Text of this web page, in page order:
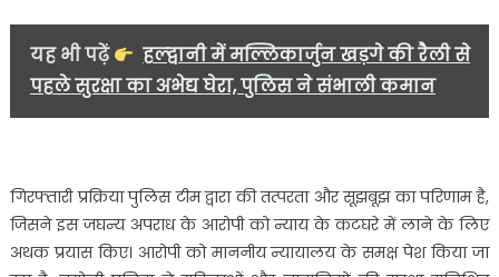
यह भी पढ़ें
हल्द्वानी में मल्लिकार्जुन खड़गे की रैली से
पहले सुरक्षा का अभेद्य घेरा, पुलिस ने संभाली कमान
गिरफ्तारी प्रक्रिया पुलिस टीम द्वारा की तत्परता और सूझबूझ का परिणाम है,
जिसने इस जघन्य अपराध के आरोपी को न्याय के कटघरे में लाने के लिए
अथक प्रयास किए। आरोपी को माननीय न्यायालय के समक्ष पेश किया जा